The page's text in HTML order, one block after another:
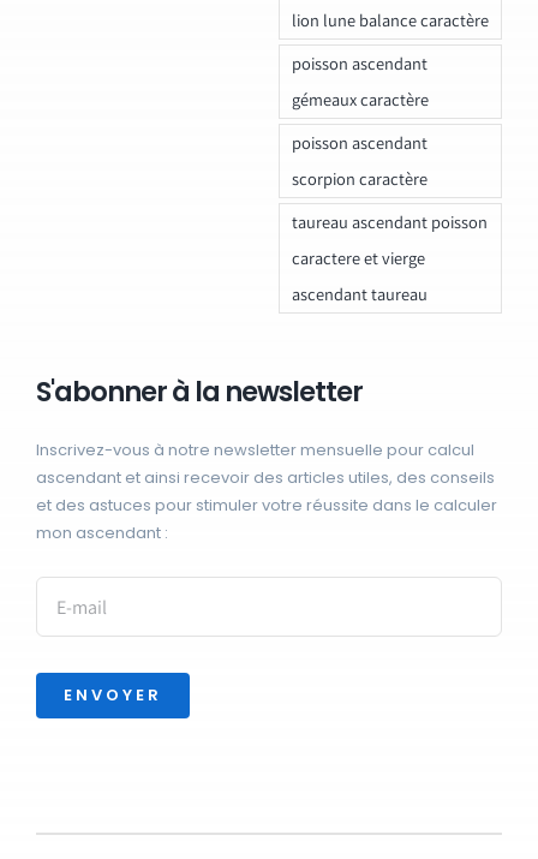
lion lune balance caractère
poisson ascendant
gémeaux caractère
poisson ascendant
scorpion caractère
taureau ascendant poisson
caractere et vierge
ascendant taureau
S'abonner à la newsletter
Inscrivez-vous à notre newsletter mensuelle pour calcul
ascendant et ainsi recevoir des articles utiles, des conseils
et des astuces pour stimuler votre réussite dans le calculer
mon ascendant :
ENVOYER